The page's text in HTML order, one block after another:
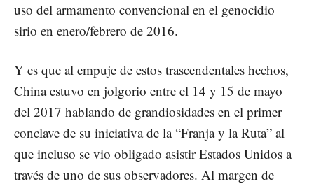
uso del armamento convencional en el genocidio
sirio en enero/febrero de 2016.
Y es que al empuje de estos trascendentales hechos,
China estuvo en jolgorio entre el 14 y 15 de mayo
del 2017 hablando de grandiosidades en el primer
conclave de su iniciativa de la “Franja y la Ruta” al
que incluso se vio obligado asistir Estados Unidos a
través de uno de sus observadores. Al margen de